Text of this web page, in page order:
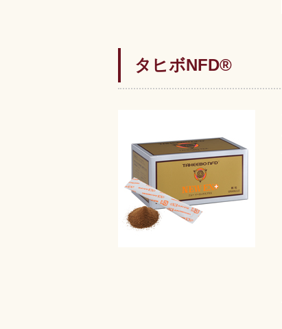
タヒボNFD®